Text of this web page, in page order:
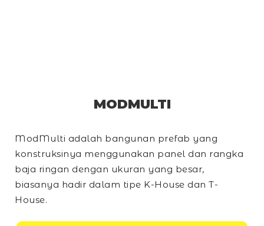
MODMULTI
ModMulti adalah bangunan prefab yang
konstruksinya menggunakan panel dan rangka
baja ringan dengan ukuran yang besar,
biasanya hadir dalam tipe K-House dan T-
House.